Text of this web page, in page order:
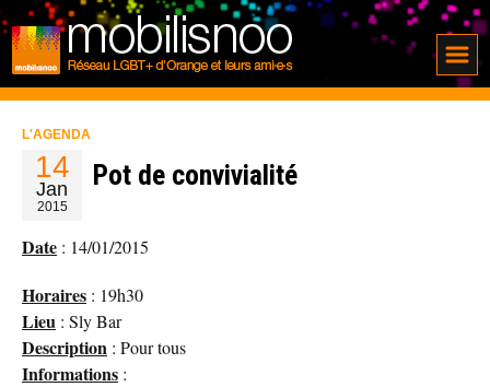
L'AGENDA
14
Jan
2015
Pot de convivialité
Date : 14/01/2015
Horaires : 19h30
Lieu : Sly Bar
Description : Pour tous
Informations :